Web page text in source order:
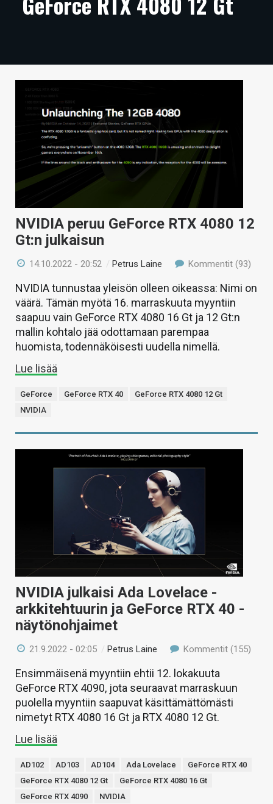
ARTIKKELIT
TECHBBS
HINTA.FI
VAIHDA TEEMA
HAKU
NVIDIA peruu GeForce RTX 4080 12
Gt:n julkaisun
14.10.2022 - 20:52 /Petrus Laine Kommentit (93)
NVIDIA tunnustaa yleisön olleen oikeassa: Nimi on
väärä. Tämän myötä 16. marraskuuta myyntiin
saapuu vain GeForce RTX 4080 16 Gt ja 12 Gt:n
mallin kohtalo jää odottamaan parempaa
huomista, todennäköisesti uudella nimellä.
Lue lisää
GeForce GeForce RTX 40
GeForce RTX 4080 12 Gt
NVIDIA
NVIDIA julkaisi Ada Lovelace -
arkkitehtuurin ja GeForce RTX 40 -
näytönohjaimet
21.9.2022 - 02:05 /Petrus Laine Kommentit (155)
Ensimmäisenä myyntiin ehtii 12. lokakuuta
GeForce RTX 4090, jota seuraavat marraskuun
puolella myyntiin saapuvat käsittämättömästi
nimetyt RTX 4080 16 Gt ja RTX 4080 12 Gt.
Lue lisää
AD102 AD103 AD104 Ada Lovelace
GeForce RTX 40
GeForce RTX 4080 12 Gt
GeForce RTX 4080 16 Gt
GeForce RTX 4090
NVIDIA